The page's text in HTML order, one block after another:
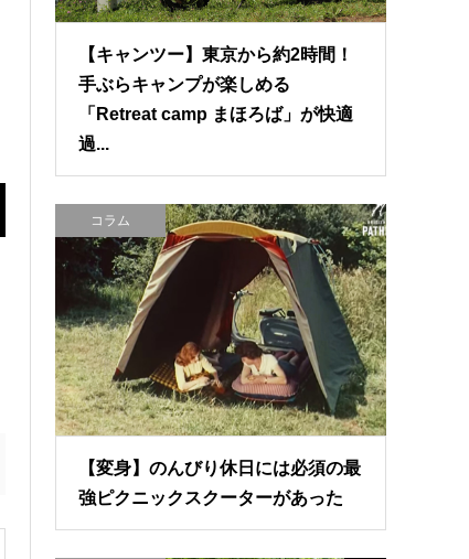
【キャンツー】東京から約2時間！
手ぶらキャンプが楽しめる
「Retreat camp まほろば」が快適
過...
コラム
【変身】のんびり休日には必須の最
強ピクニックスクーターがあった